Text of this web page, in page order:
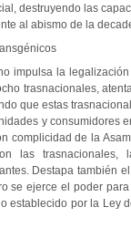
destruyendo las
al abismo de la
impulsa la
trasnacionales,
que estas
y consumidores
complicidad de la
las trasnacionales,
Destapa también
se ejerce el poder
establecido por la Ley